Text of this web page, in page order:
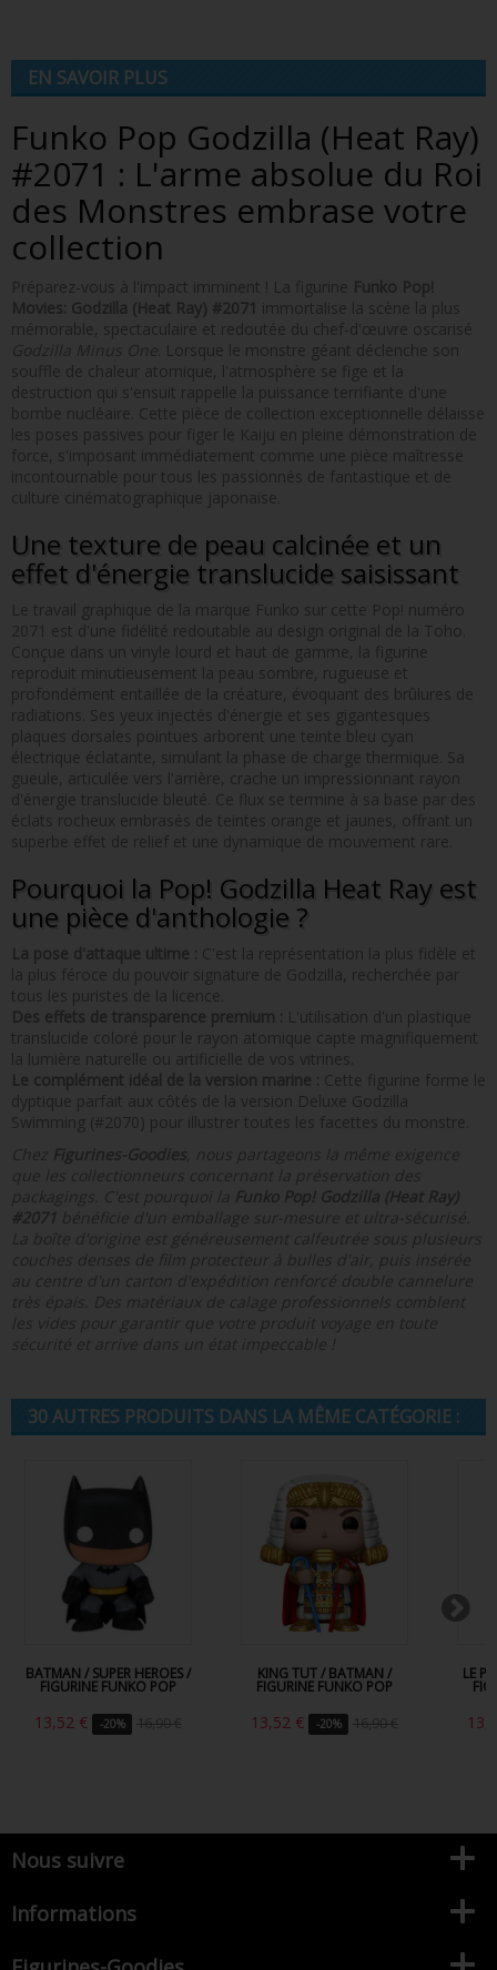
EN SAVOIR PLUS
Funko Pop Godzilla (Heat Ray)
#2071 : L'arme absolue du Roi
des Monstres embrase votre
collection
Préparez-vous à l'impact imminent ! La figurine Funko Pop!
Movies: Godzilla (Heat Ray) #2071 immortalise la scène la plus
mémorable, spectaculaire et redoutée du chef-d'œuvre oscarisé
Godzilla Minus One
. Lorsque le monstre géant déclenche son
souffle de chaleur atomique, l'atmosphère se fige et la
destruction qui s'ensuit rappelle la puissance terrifiante d'une
bombe nucléaire. Cette pièce de collection exceptionnelle délaisse
les poses passives pour figer le Kaiju en pleine démonstration de
force, s'imposant immédiatement comme une pièce maîtresse
incontournable pour tous les passionnés de fantastique et de
culture cinématographique japonaise.
Une texture de peau calcinée et un
effet d'énergie translucide saisissant
Le travail graphique de la marque Funko sur cette Pop! numéro
2071 est d'une fidélité redoutable au design original de la Toho.
Conçue dans un vinyle lourd et haut de gamme, la figurine
reproduit minutieusement la peau sombre, rugueuse et
profondément entaillée de la créature, évoquant des brûlures de
radiations. Ses yeux injectés d'énergie et ses gigantesques
plaques dorsales pointues arborent une teinte bleu cyan
électrique éclatante, simulant la phase de charge thermique. Sa
gueule, articulée vers l'arrière, crache un impressionnant rayon
d'énergie translucide bleuté. Ce flux se termine à sa base par des
éclats rocheux embrasés de teintes orange et jaunes, offrant un
superbe effet de relief et une dynamique de mouvement rare.
Pourquoi la Pop! Godzilla Heat Ray est
une pièce d'anthologie ?
La pose d'attaque ultime : C'est la représentation la plus fidèle et
la plus féroce du pouvoir signature de Godzilla, recherchée par
tous les puristes de la licence.
Des effets de transparence premium : L'utilisation d'un plastique
translucide coloré pour le rayon atomique capte magnifiquement
la lumière naturelle ou artificielle de vos vitrines.
Le complément idéal de la version marine : Cette figurine forme le
dyptique parfait aux côtés de la version Deluxe Godzilla
Swimming (#2070) pour illustrer toutes les facettes du monstre.
Chez Figurines-Goodies , nous partageons la même exigence
que les collectionneurs concernant la préservation des
packagings. C'est pourquoi la Funko Pop! Godzilla (Heat Ray)
#2071 bénéficie d'un emballage sur-mesure et ultra-sécurisé.
La boîte d'origine est généreusement calfeutrée sous plusieurs
couches denses de film protecteur à bulles d'air, puis insérée
au centre d'un carton d'expédition renforcé double cannelure
très épais. Des matériaux de calage professionnels comblent
les vides pour garantir que votre produit voyage en toute
sécurité et arrive dans un état impeccable !
30 AUTRES PRODUITS DANS LA MÊME CATÉGORIE :
BATMAN / SUPER HEROES /
FIGURINE FUNKO POP
13,52 € -20% 16,90 €
KING TUT / BATMAN /
FIGURINE FUNKO POP
13,52 € -20% 16,90 €
LE
Nous suivre
Informations